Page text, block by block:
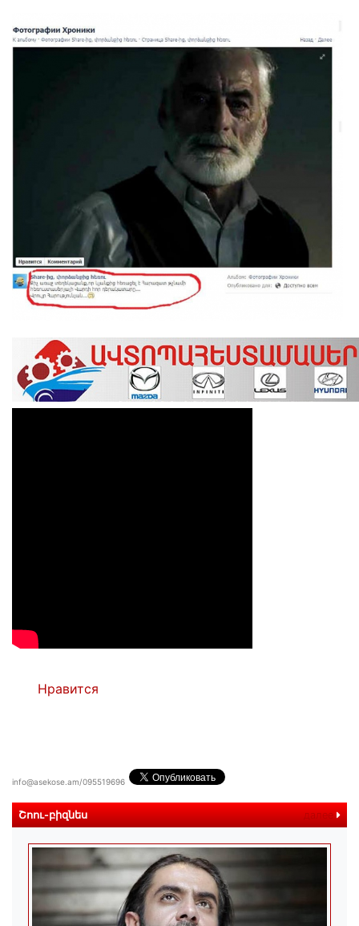
Нравится
info@asekose.am/095519696
Շոու-բիզնես далее